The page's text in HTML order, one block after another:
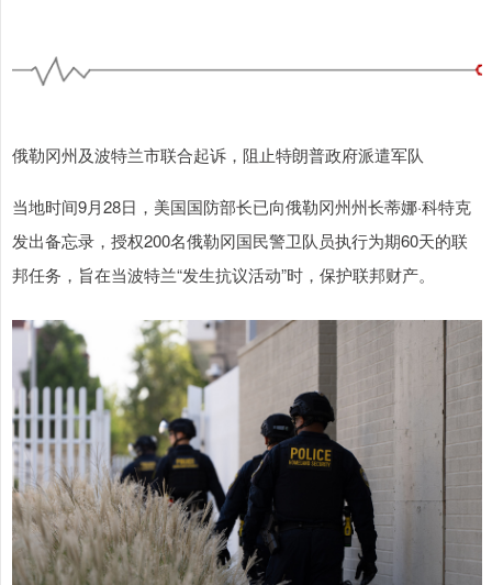
俄勒冈州及波特兰市联合起诉，阻止特朗普政府派遣军队
当地时间9月28日，美国国防部长已向俄勒冈州州长蒂娜·科特克
发出备忘录，授权200名俄勒冈国民警卫队员执行为期60天的联
邦任务，旨在当波特兰“发生抗议活动”时，保护联邦财产。